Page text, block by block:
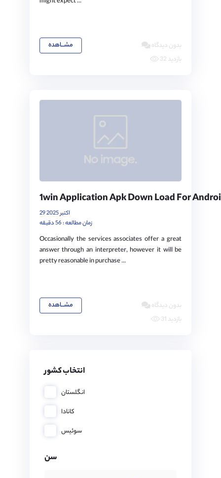
مشـــاهده
بدون دیدگاه
32 بازدید
1win Application Apk Down Load For
29 اکتبر 2025
زمان مطالعه : 56 دقیقه
Occasionally the services associates offer a great
answer through an interpreter, however it will be
pretty reasonable in purchase ...
مشـــاهده
بدون دیدگاه
31 بازدید
انتخاب کشور
انگلستان
کانادا
سوئیس
سن